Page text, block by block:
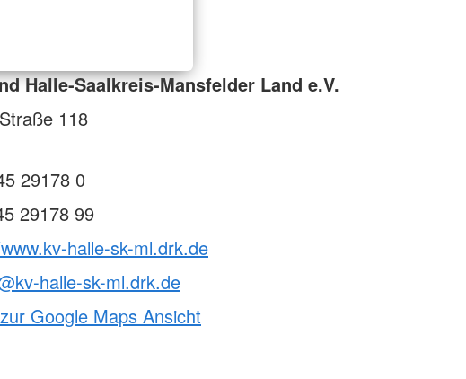
Halle-Saalkreis-Mansfelder Land e.V.
118
29178 0
29178 99
halle-sk-ml.drk.de
halle-sk-ml.drk.de
Google Maps Ansicht